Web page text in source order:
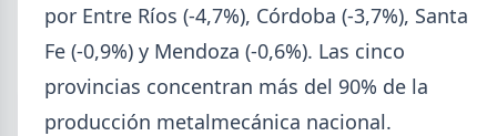
Buscar
por Entre Ríos (-4,7%), Córdoba (-3,7%), Santa
Fe (-0,9%) y Mendoza (-0,6%). Las cinco
provincias concentran más del 90% de la
producción metalmecánica nacional.